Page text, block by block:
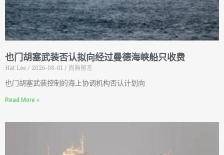
也门胡塞武装否认拟向经过曼德海峡船只收费
Hat Lee 2026-08-01
尚無留言
也门胡塞武装控制的海上协调机构否认计划向
Read More »